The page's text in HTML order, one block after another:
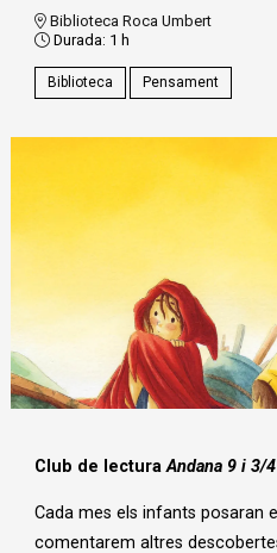
Biblioteca Roca Umbert
Durada: 1 h
Biblioteca Pensament
Club de lecturaAndana 9 i 3/4
Cada mes els infants posaran
comentarem altres